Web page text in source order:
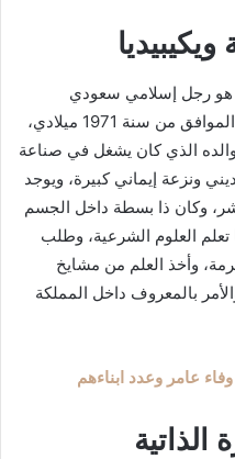
هو رجل إسلامي سعودي
الجنسية، ويعتبر من مواليد الموصل الموافق من سنة 1971 ميلادي،
الذي كان يشغل في صناعة
ونزعة إيماني كبيرة، ويوجد
وكان ذا بسطة داخل الجسم
العلوم الشرعية، وطلب
وأخذ العلم من مشايخ
بالمعروف داخل المملكة
عامر وعدد ابناءهم
الذاتية